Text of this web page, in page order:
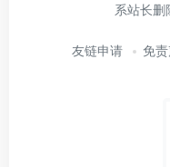
系站长删
友链申请 免